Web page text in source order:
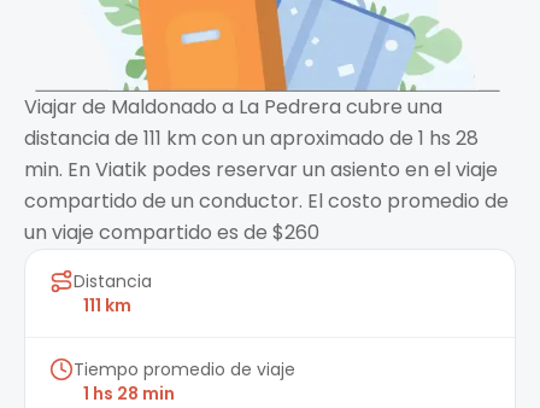
Viajar de Maldonado a La Pedrera cubre una
distancia de 111 km con un aproximado de 1 hs 28
min. En Viatik podes reservar un asiento en el viaje
compartido de un conductor. El costo promedio de
un viaje compartido es de $260
Distancia
111 km
Tiempo promedio de viaje
1 hs 28 min